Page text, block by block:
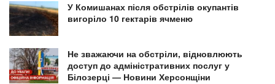
У Комишанах після обстрілів окупантів
вигоріло 10 гектарів ячменю
Не зважаючи на обстріли, відновлюють
доступ до адміністративних послуг у
Білозерці — Новини Херсонщіни